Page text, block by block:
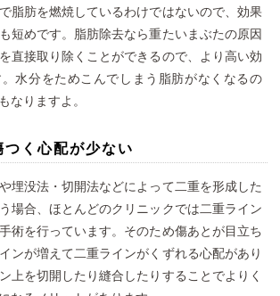
脂肪を燃焼しているわけではないので、効果
短めです。脂肪除去なら重たいまぶたの原因
直接取り除くことができるので、より高い効
水分をためこんでしまう脂肪がなくなるの
なりますよ。
く心配が少ない
埋没法・切開法などによって二重を形成した
場合、ほとんどのクリニックでは二重ライン
術を行っています。そのため傷あとが目立ち
ンが増えて二重ラインがくずれる心配があり
上を切開したり縫合したりすることでよりく